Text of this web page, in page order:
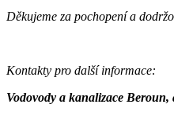
Děkujeme za pochopení a
Kontakty pro další informace:
Vodovody a kanalizace Beroun,